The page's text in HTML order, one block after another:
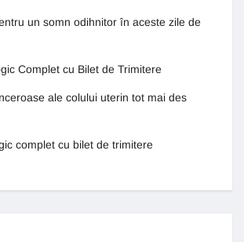
un somn odihnitor în aceste zile de
Complet cu Bilet de Trimitere
ale colului uterin tot mai des
complet cu bilet de trimitere